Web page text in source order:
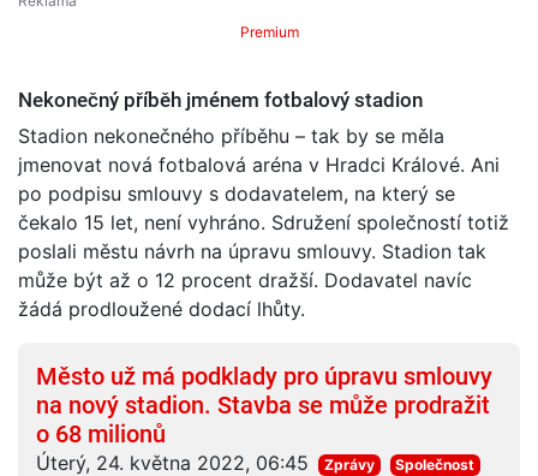
Premium
Nekonečný příběh jménem fotbalový stadion
Stadion nekonečného příběhu – tak by se měla
jmenovat nová fotbalová aréna v Hradci Králové. Ani
po podpisu smlouvy s dodavatelem, na který se
čekalo 15 let, není vyhráno. Sdružení společností totiž
poslali městu návrh na úpravu smlouvy. Stadion tak
může být až o 12 procent dražší. Dodavatel navíc
žádá prodloužené dodací lhůty.
Město už má podklady pro úpravu smlouvy
na nový stadion. Stavba se může prodražit
o 68 milionů
Úterý, 24. května 2022, 06:45 Zprávy
Společnost